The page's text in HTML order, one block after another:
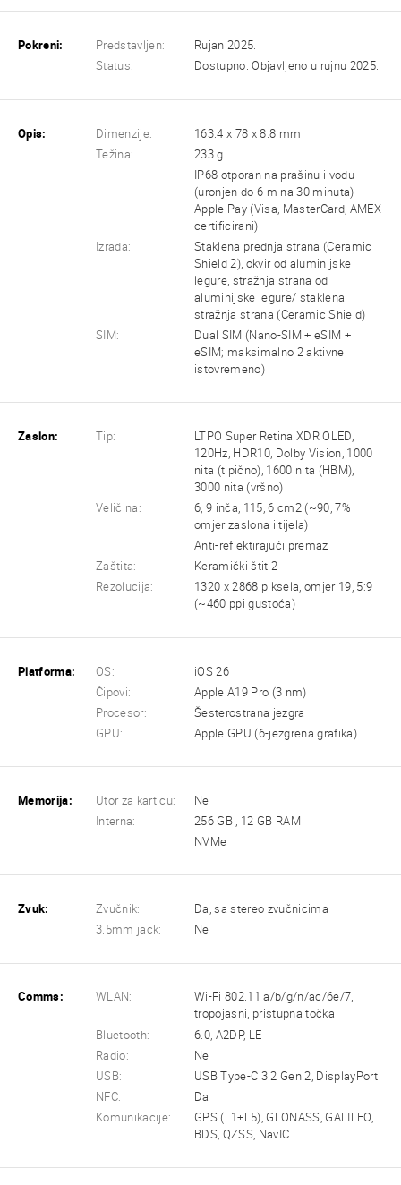
Pokreni: Predstavljen:
Rujan 2025.
Status:
Dostupno. Objavljeno u rujnu 2025.
Opis: Dimenzije:
163.4 x 78 x 8.8 mm
Težina:
233 g
IP68 otporan na prašinu i vodu
(uronjen do 6 m na 30 minuta)
Apple Pay (Visa, MasterCard, AMEX
certificirani)
Izrada:
Staklena prednja strana (Ceramic
Shield 2), okvir od aluminijske
legure, stražnja strana od
aluminijske legure/ staklena
stražnja strana (Ceramic Shield)
SIM:
Dual SIM (Nano-SIM + eSIM +
eSIM; maksimalno 2 aktivne
istovremeno)
Zaslon: Tip:
LTPO Super Retina XDR OLED,
120Hz, HDR10, Dolby Vision, 1000
nita (tipično), 1600 nita (HBM),
3000 nita (vršno)
Veličina:
6, 9 inča, 115, 6 cm2 (~90, 7%
omjer zaslona i tijela)
Anti-reflektirajući premaz
Zaštita:
Keramički štit 2
Rezolucija:
1320 x 2868 piksela, omjer 19, 5:9
(~460 ppi gustoća)
Platforma: OS:
iOS 26
Čipovi:
Apple A19 Pro (3 nm)
Procesor:
Šesterostrana jezgra
GPU:
Apple GPU (6-jezgrena grafika)
Memorija: Utor za karticu:
Ne
Interna:
256 GB , 12 GB RAM
NVMe
Zvuk: Zvučnik:
Da, sa stereo zvučnicima
3.5mm jack:
Ne
Comms: WLAN:
Wi-Fi 802.11 a/b/g/n/ac/6e/7,
tropojasni, pristupna točka
Bluetooth:
6.0, A2DP, LE
Radio:
Ne
USB:
USB Type-C 3.2 Gen 2, DisplayPort
NFC:
Da
Komunikacije:
GPS (L1+L5), GLONASS, GALILEO,
BDS, QZSS, NavIC